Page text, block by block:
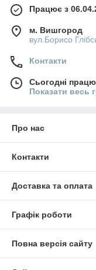
Працює з
м. Вишгород
вул.Борисо
Контакти
Сьогодні
Показати весь
Про нас
Контакти
Доставка та оплата
Графік роботи
Повна версія сайту